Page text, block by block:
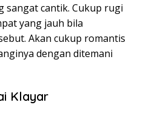
sangat cantik. Cukup rugi
yang jauh bila
Akan cukup romantis
dengan ditemani
Klayar